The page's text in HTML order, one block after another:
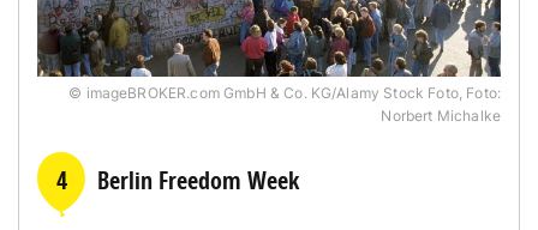
© imageBROKER.com GmbH & Co. KG/Alamy Stock Foto, Foto:
Norbert Michalke
4 Berlin Freedom Week